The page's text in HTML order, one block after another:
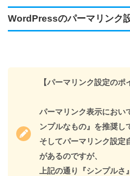
WordPressのパーマリンク
【パーマリンク設定のポ
パーマリンク表示におい
ンプルなもの』を推奨し
そしてパーマリンク設定
があるのですが、
上記の通り『シンプル